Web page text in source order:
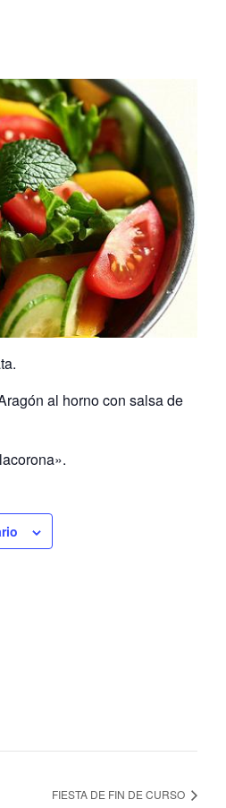
al horno con salsa de
FIESTA DE FIN DE CURSO